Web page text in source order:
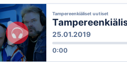
Tampereenkiäliset uutiset
25.01.2019
0:00